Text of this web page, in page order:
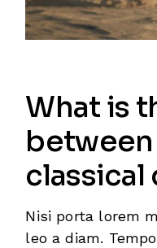
What is
classical
Nisi porta lorem
leo a diam.